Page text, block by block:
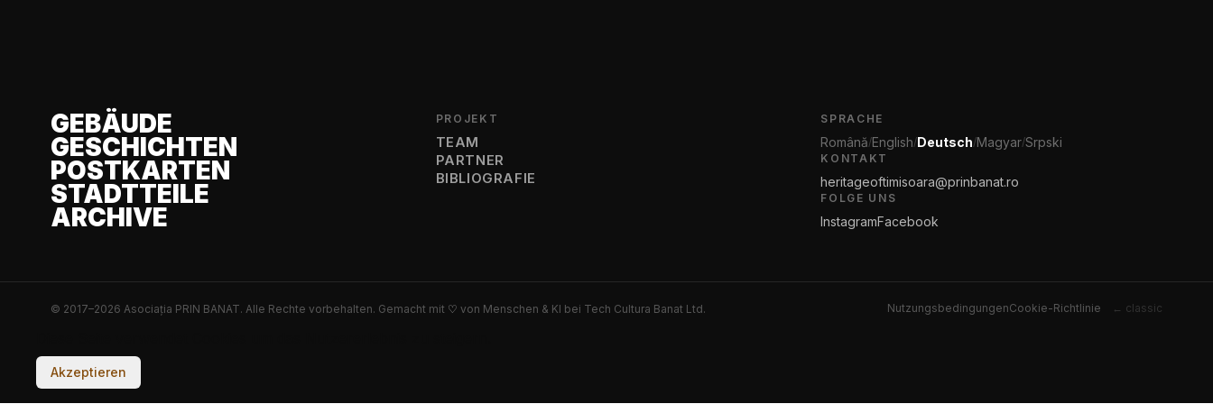
GEBÄUDE
GESCHICHTEN
POSTKARTEN
STADTTEILE
ARCHIVE
PROJEKT
TEAM
PARTNER
BIBLIOGRAFIE
SPRACHE
Română/English/Deutsch/Magyar/Srpski
KONTAKT
heritageoftimisoara@prinbanat.ro
FOLGE UNS
InstagramFacebook
© 2017–2026 Asociația PRIN BANAT. Alle Rechte vorbehalten. Gemacht mit ♡ von Menschen & KI bei Tech Cultura Banat Ltd. NutzungsbedingungenCookie-Richtlinie ← classic
Akzeptieren